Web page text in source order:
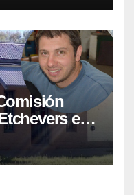
es
la entidad